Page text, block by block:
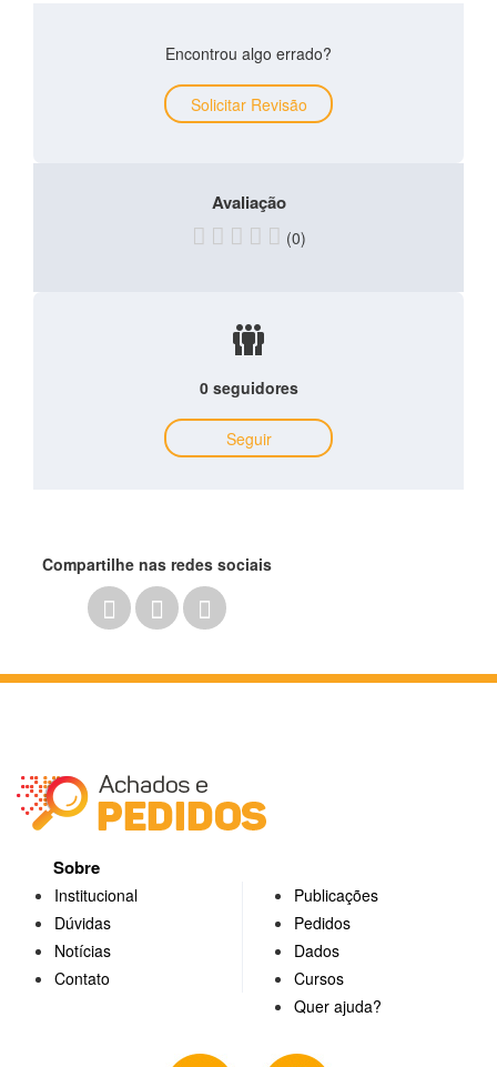
Encontrou algo errado?
Solicitar Revisão
Avaliação
(0)
0 seguidores
Seguir
Compartilhe nas redes sociais
Sobre
Institucional
Dúvidas
Notícias
Contato
Publicações
Pedidos
Dados
Cursos
Quer ajuda?